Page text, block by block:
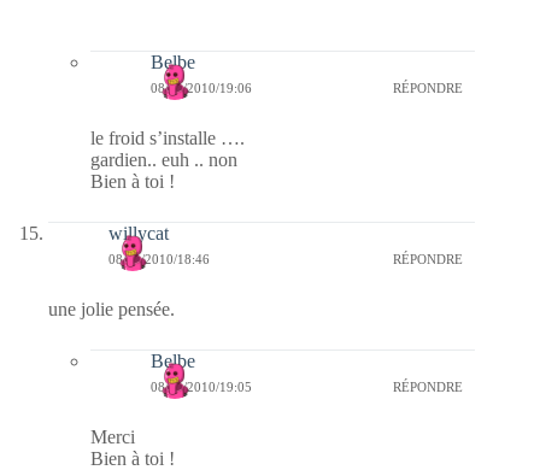
Belbe
08/01/2010/19:06 RÉPONDRE
le froid s’installe ….
gardien.. euh .. non
Bien à toi !
willycat
08/01/2010/18:46 RÉPONDRE
une jolie pensée.
Belbe
08/01/2010/19:05 RÉPONDRE
Merci
Bien à toi !